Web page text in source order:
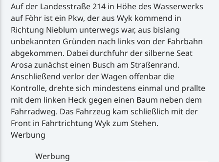
Auf der Landesstraße 214 in Höhe des Wasserwerks
auf Föhr ist ein Pkw, der aus Wyk kommend in
Richtung Nieblum unterwegs war, aus bislang
unbekannten Gründen nach links von der Fahrbahn
abgekommen. Dabei durchfuhr der silberne Seat
Arosa zunächst einen Busch am Straßenrand.
Anschließend verlor der Wagen offenbar die
Kontrolle, drehte sich mindestens einmal und prallte
mit dem linken Heck gegen einen Baum neben dem
Fahrradweg. Das Fahrzeug kam schließlich mit der
Front in Fahrtrichtung Wyk zum Stehen.
Werbung
Werbung